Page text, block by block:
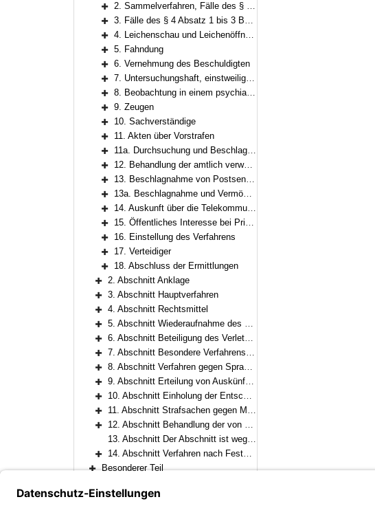
Bereich erweitern
2. Sammelverfahren, Fälle des § 36 BKAG und kontrollierte Transporte
Bereich erweitern
3. Fälle des § 4 Absatz 1 bis 3 BKAG
Bereich erweitern
4. Leichenschau und Leichenöffnung
Bereich erweitern
5. Fahndung
Bereich erweitern
6. Vernehmung des Beschuldigten
Bereich erweitern
7. Untersuchungshaft, einstweilige Unterbringung und sonstige Maßnahmen zur Sicherstellung der Strafverfolgung und der Strafvollstreckung
Bereich erweitern
8. Beobachtung in einem psychiatrischen Krankenhaus
Bereich erweitern
9. Zeugen
Bereich erweitern
10. Sachverständige
Bereich erweitern
11. Akten über Vorstrafen
Bereich erweitern
11a. Durchsuchung und Beschlagnahme
Bereich erweitern
12. Behandlung der amtlich verwahrten Gegenstände
Bereich erweitern
13. Beschlagnahme von Postsendungen
Bereich erweitern
13a. Beschlagnahme und Vermögensarrest zur Sicherung der Einziehung und der Wertersatzeinziehung, Insolvenzverfahren
Bereich erweitern
14. Auskunft über die Telekommunikation
Bereich erweitern
15. Öffentliches Interesse bei Privatklagesachen
Bereich erweitern
16. Einstellung des Verfahrens
Bereich erweitern
17. Verteidiger
Bereich erweitern
18. Abschluss der Ermittlungen
Bereich erweitern
2. Abschnitt Anklage
Bereich erweitern
3. Abschnitt Hauptverfahren
Bereich erweitern
4. Abschnitt Rechtsmittel
Bereich erweitern
5. Abschnitt Wiederaufnahme des Verfahrens
Bereich erweitern
6. Abschnitt Beteiligung des Verletzten (§ 373b StPO) am Verfahren
Bereich erweitern
7. Abschnitt Besondere Verfahrensarten
Bereich erweitern
8. Abschnitt Verfahren gegen Sprachunkundige
Bereich erweitern
9. Abschnitt Erteilung von Auskünften, Überlassung von Kopien und Gewährung von Akteneinsicht
Bereich erweitern
10. Abschnitt Einholung der Entscheidung des Bundesverfassungsgerichts
Bereich erweitern
11. Abschnitt Strafsachen gegen Mitglieder des Deutschen Bundestages, der gesetzgebenden Körperschaften der Länder sowie des Europäischen Parlaments
Bereich erweitern
12. Abschnitt Behandlung der von der deutschen Gerichtsbarkeit befreiten Personen
13. Abschnitt Der Abschnitt ist weggefallen.
Bereich erweitern
14. Abschnitt Verfahren nach Feststellung der Entschädigungspflicht nach dem Gesetz über die Entschädigung für Strafverfolgungsmaßnahmen
Besonderer Teil
Bereich erweitern